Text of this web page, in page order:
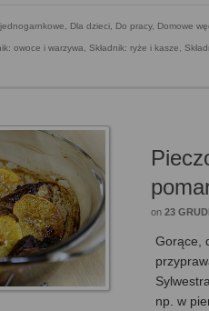
, Dla dzieci, Do pracy, Domowe
owoce i warzywa, Składnik: ryże i kasze,
on23
Gorące,
np. w